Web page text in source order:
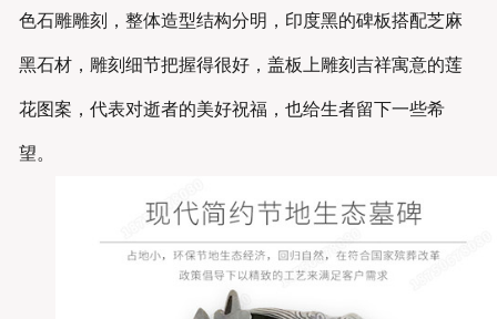
色石雕雕刻，整体造型结构分明，印度黑的碑板搭配芝麻
黑石材，雕刻细节把握得很好，盖板上雕刻吉祥寓意的莲
花图案，代表对逝者的美好祝福，也给生者留下一些希
望。